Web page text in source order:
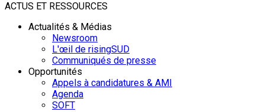
ACTUS ET RESSOURCES
Actualités & Médias
Newsroom
L'œil de risingSUD
Communiqués de presse
Opportunités
Appels à candidatures & AMI
Agenda
SOFT